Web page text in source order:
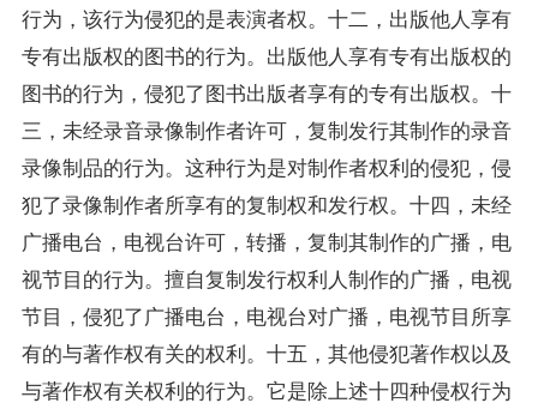
行为，该行为侵犯的是表演者权。十二，出版他人享有
专有出版权的图书的行为。出版他人享有专有出版权的
图书的行为，侵犯了图书出版者享有的专有出版权。十
三，未经录音录像制作者许可，复制发行其制作的录音
录像制品的行为。这种行为是对制作者权利的侵犯，侵
犯了录像制作者所享有的复制权和发行权。十四，未经
广播电台，电视台许可，转播，复制其制作的广播，电
视节目的行为。擅自复制发行权利人制作的广播，电视
节目，侵犯了广播电台，电视台对广播，电视节目所享
有的与著作权有关的权利。十五，其他侵犯著作权以及
与著作权有关权利的行为。它是除上述十四种侵权行为